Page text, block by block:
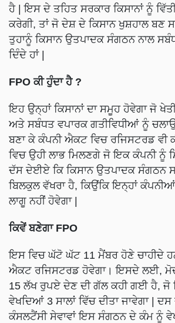
ਹੈ | ਇਸ ਦੇ ਤਹਿਤ ਸਰਕਾਰ ਕਿਸਾਨਾਂ ਨੂੰ
ਕਰੇਗੀ, ਤਾਂ ਜੋ ਦੇਸ਼ ਦੇ ਕਿਸਾਨ ਖੁਸ਼ਹਾਲ
ਤੁਹਾਨੂੰ ਕਿਸਾਨ ਉਤਪਾਦਕ ਸੰਗਠਨ ਨਾਲ
ਦਿੰਦੇ ਹਾਂ |
FPO ਕੀ ਹੁੰਦਾ ਹੈ ?
ਇਹ ਉਨ੍ਹਾਂ ਕਿਸਾਨਾਂ ਦਾ ਸਮੂਹ ਹੋਵੇਗਾ ਜੋ
ਅਤੇ ਸਬੰਧਤ ਵਪਾਰਕ ਗਤੀਵਿਧੀਆਂ ਨੂੰ
ਬਣਾ ਕੇ ਕੰਪਨੀ ਐਕਟ ਵਿਚ ਰਜਿਸਟਰਡ ਵੀ
ਵਿਚ ਉਹੀ ਲਾਭ ਮਿਲਣਗੇ ਜੋ ਇਕ ਕੰਪਨੀ ਨੂੰ
ਦੱਸ ਦੇਈਏ ਕਿ ਕਿਸਾਨ ਉਤਪਾਦਕ ਸੰਗਠਨ
ਬਿਲਕੁਲ ਵੱਖਰਾ ਹੈ, ਕਿਉਂਕਿ ਇਨ੍ਹਾਂ
ਲਾਗੂ ਨਹੀਂ ਹੋਵੇਗਾ |
ਕਿਵੇਂ ਬਣੇਗਾ FPO
ਇਸ ਵਿਚ ਘੱਟੋ ਘੱਟ 11 ਮੈਂਬਰ ਹੋਣੇ ਚਾਹੀਦੇ
ਐਕਟ ਰਜਿਸਟਰਡ ਹੋਵੇਗਾ। ਇਸਦੇ ਲਈ,
15 ਲੱਖ ਰੁਪਏ ਦੇਣ ਦੀ ਗੱਲ ਕਹੀ ਗਈ ਹੈ, ਜੋ
ਵੇਖਦਿਆਂ 3 ਸਾਲਾਂ ਵਿੱਚ ਦੀਤਾ ਜਾਵੇਗਾ |
ਕੰਸਲਟੈਂਸੀ ਸੇਵਾਵਾਂ ਇਸ ਸੰਗਠਨ ਦੇ ਕੰਮ ਨੂੰ